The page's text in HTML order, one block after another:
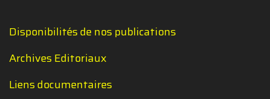
Disponibilités de nos publications
Archives Editoriaux
Liens documentaires